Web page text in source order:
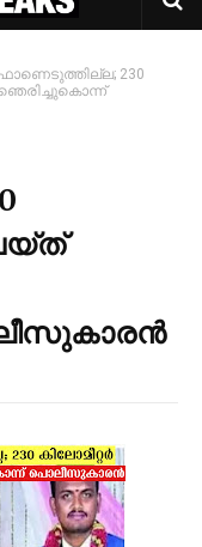
ഫോണെടുത്തില്ല; 230